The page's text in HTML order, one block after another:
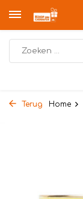
Terug Home